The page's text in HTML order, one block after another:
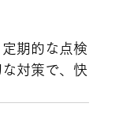
期的な点検
対策で、快